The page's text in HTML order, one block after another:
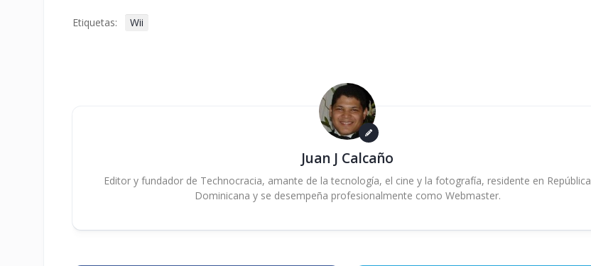
Etiquetas: Wii
Juan J Calcaño
Editor y fundador de Technocracia, amante de la tecnología, el cine y la fotografía, residente en República
Dominicana y se desempeña profesionalmente como Webmaster.